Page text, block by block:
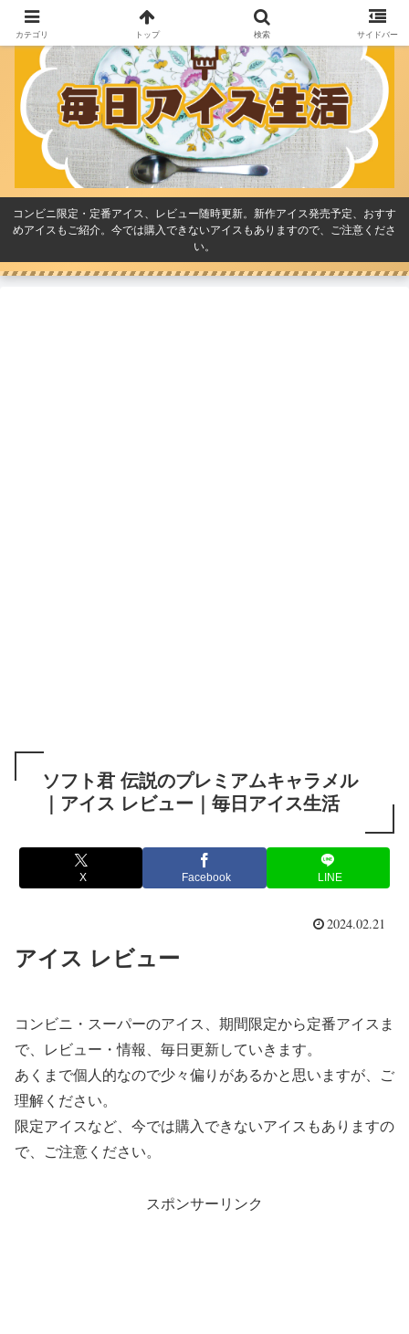
コンビニ限定・定番アイス、レビュー随時更新。新作アイス発売予定、おすす
めアイスもご紹介。今では購入できないアイスもありますので、ご注意くださ
い。
ソフト君 伝説のプレミアムキャラメル
｜アイス レビュー｜毎日アイス生活
X Facebook LINE
2024.02.21
アイス レビュー
コンビニ・スーパーのアイス、期間限定から定番アイスま
で、レビュー・情報、毎日更新していきます。
あくまで個人的なので少々偏りがあるかと思いますが、ご
理解ください。
限定アイスなど、今では購入できないアイスもありますの
で、ご注意ください。
スポンサーリンク
カテゴリ トップ 検索 サイドバー